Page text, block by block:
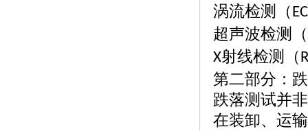
涡流检测（
超声波检测（
X射线检测（
第二部分：
跌落测试并
在装卸、运